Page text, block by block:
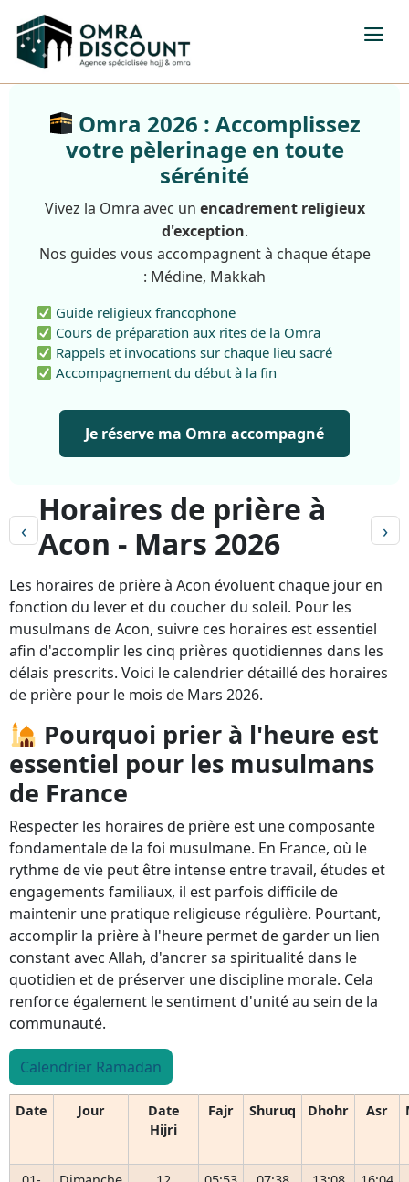
Omra 2026 : Accomplissez
votre pèlerinage en toute
sérénité
Vivez la Omra avec un encadrement religieux
d'exception.
Nos guides vous accompagnent à chaque étape
: Médine, Makkah
Guide religieux francophone
Cours de préparation aux rites de la Omra
Rappels et invocations sur chaque lieu sacré
Accompagnement du début à la fin
Je réserve ma Omra accompagné
‹
Horaires de prière à
Acon - Mars 2026
›
Les horaires de prière à Acon évoluent chaque jour en
fonction du lever et du coucher du soleil. Pour les
musulmans de Acon, suivre ces horaires est essentiel
afin d'accomplir les cinq prières quotidiennes dans les
délais prescrits. Voici le calendrier détaillé des horaires
de prière pour le mois de Mars 2026.
Pourquoi prier à l'heure est
essentiel pour les musulmans
de France
Respecter les horaires de prière est une composante
fondamentale de la foi musulmane. En France, où le
rythme de vie peut être intense entre travail, études et
engagements familiaux, il est parfois difficile de
maintenir une pratique religieuse régulière. Pourtant,
accomplir la prière à l'heure permet de garder un lien
constant avec Allah, d'ancrer sa spiritualité dans le
quotidien et de préserver une discipline morale. Cela
renforce également le sentiment d'unité au sein de la
communauté.
Calendrier Ramadan
Date Jour
Date
Hijri
Fajr Shuruq Dhohr Asr